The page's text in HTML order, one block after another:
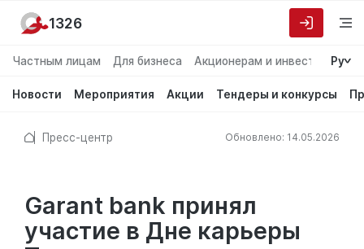
Частным лицам Для бизнеса Акционерам и инвесторам
Ру
Новости Мероприятия Акции Тендеры и конкурсы
1326
Пресс-центр Обновлено: 14.05.2026
Garant bank принял
участие в Дне карьеры